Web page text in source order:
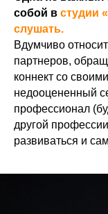
собой в студии
слушать.
Вдумчиво
партнеров,
коннект со
недооцененный
профессионал
другой
развиваться и